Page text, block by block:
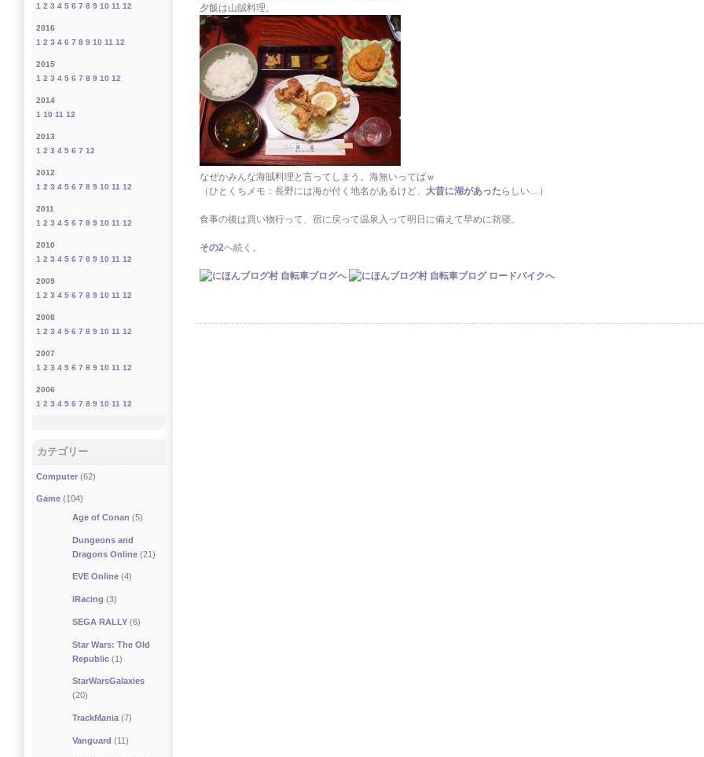
夕飯は山賊料理。
なぜかみんな海賊料理と言ってしまう。海無いってばｗ
（ひとくちメモ：長野には海が付く地名があるけど、 大昔に湖があった らしい…）
食事の後は買い物行って、宿に戻って温泉入って明日に備えて早めに就寝。
その2へ続く。
1 2 3 4 5 6 7 8 9 10 11 12
2016
1 2 3 4 6 7 8 9 10 11 12
2015
1 2 3 4 5 6 7 8 9 10 12
2014
1 10 11 12
2013
1 2 3 4 5 6 7 12
2012
1 2 3 4 5 6 7 8 9 10 11 12
2011
1 2 3 4 5 6 7 8 9 10 11 12
2010
1 2 3 4 5 6 7 8 9 10 11 12
2009
1 2 3 4 5 6 7 8 9 10 11 12
2008
1 2 3 4 5 6 7 8 9 10 11 12
2007
1 2 3 4 5 6 7 8 9 10 11 12
2006
1 2 3 4 5 6 7 8 9 10 11 12
カテゴリー
Computer (62)
Game (104)
Age of Conan (5)
Dungeons and
Dragons Online(21)
EVE Online(4)
iRacing (3)
SEGA RALLY(6)
Star Wars: The Old
Republic(1)
StarWarsGalaxies
(20)
TrackMania(7)
Vanguard (11)